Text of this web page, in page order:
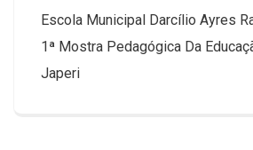
Escola Municipal Darcílio Ayres
1ª Mostra Pedagógica Da
Japeri